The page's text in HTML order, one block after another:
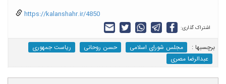
https://kalanshahr.ir/4850
اشتراک گذاری:
برچسب‎ها : مجلس شورای اسلامی حسن روحانی
ریاست جمهوری
عبدالرضا مصری